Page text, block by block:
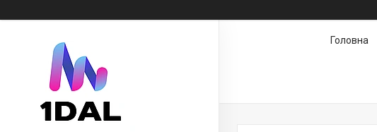
Головна